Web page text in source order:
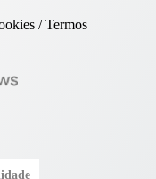
/Termos